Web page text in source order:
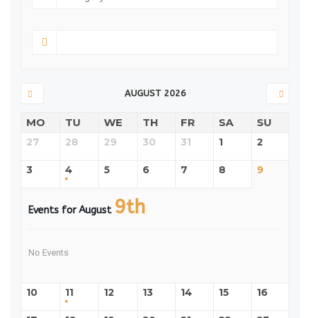
AUGUST 2026
MO TU WE TH FR SA SU
27 28 29 30 31 1 2
3 4 5 6 7 8 9
Events for August 9th
No Events
10 11 12 13 14 15 16